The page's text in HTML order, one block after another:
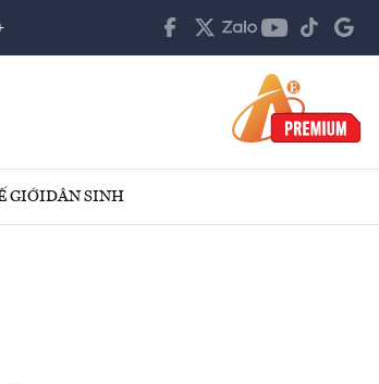
GIỚIDÂN SINH